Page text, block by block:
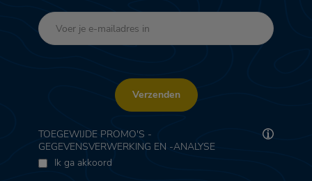
Verzenden
TOEGEWIJDE PROMO'S -
GEGEVENSVERWERKING EN -ANALYSE
Ik ga akkoord